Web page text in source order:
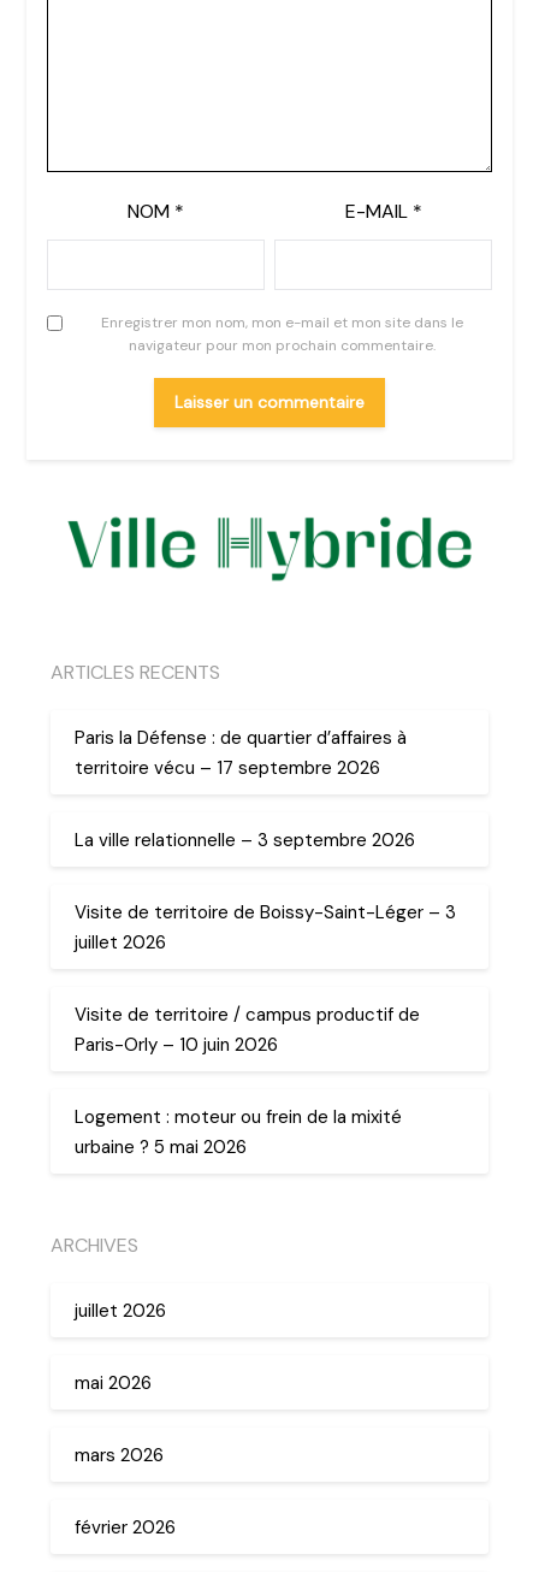
NOM * E-MAIL *
Enregistrer mon nom, mon e-mail et mon site dans le
navigateur pour mon prochain commentaire.
ARTICLES RECENTS
Paris la Défense : de quartier d’affaires à
territoire vécu – 17 septembre 2026
La ville relationnelle – 3 septembre 2026
Visite de territoire de Boissy-Saint-Léger – 3
juillet 2026
Visite de territoire / campus productif de
Paris-Orly – 10 juin 2026
Logement : moteur ou frein de la mixité
urbaine ? 5 mai 2026
ARCHIVES
juillet 2026
mai 2026
mars 2026
février 2026